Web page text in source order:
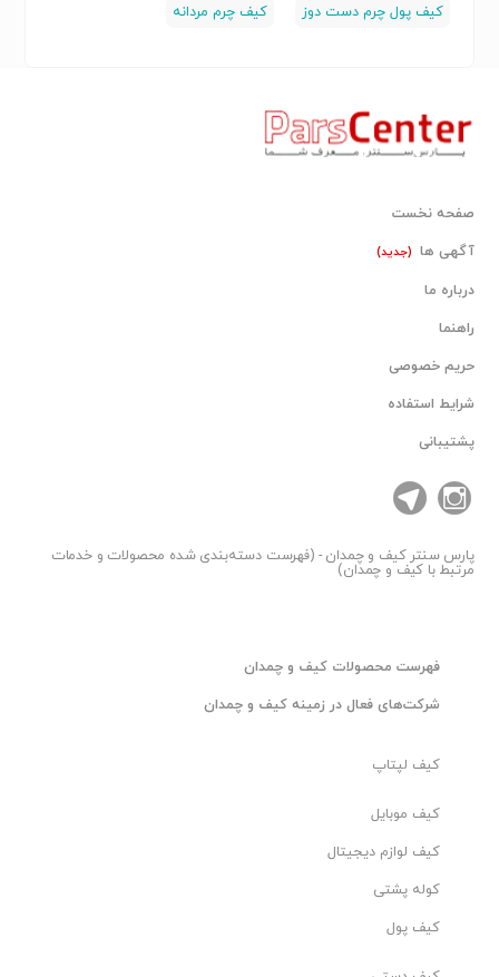
کیف پول چرم دست دوز کیف چرم مردانه
صفحه نخست
آگهی ها (جدید)
درباره ما
راهنما
حریم خصوصی
شرایط استفاده
پشتیبانی
پارس سنترکیف و چمدان - (فهرست دسته‌بندی شده محصولات و خدمات
مرتبط با کیف و چمدان)
فهرست محصولات کیف و چمدان
شرکت‌های فعال در زمینه کیف و چمدان
کیف لپتاپ
کیف موبایل
کیف لوازم دیجیتال
کوله پشتی
کیف پول